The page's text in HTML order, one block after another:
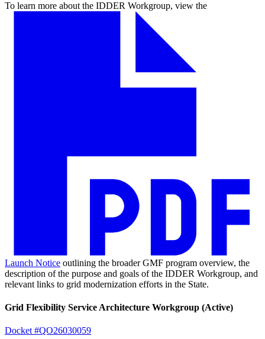
To learn more about the IDDER Workgroup, view the ​​​​‌ ‍ ​‍​‍‌‍ ‌ ​‍‌‍‍‌‌‍‌ ‌‍‍‌‌‍ ‍​‍​‍​ ‍‍​‍​‍‌ ​ ‌‍​‌‌‍ ‍‌‍‍‌‌ ‌​‌ ‍‌​‍ ‍‌‍‍‌‌‍ ​‍​‍​‍ ​​‍​‍‌‍‍​‌ ​‍‌‍‌‌‌‍‌‍​‍​‍​ ‍‍​‍​‍‌‍‍​‌ ‌​‌ ‌​‌ ​​​ ‍‍​‍ ​‍ ‌‍ ​‌‍ ‌‍​ ‌‍​‌‌‍ ​‌‍‍​‌‍ ‌ ​ ‌ ‌​​ ‍‍​ ​ ​ ​ ​ ​ ​ ​ ​‍ ‌‍‍‌‌‍ ‍‌ ‌​‌‍‌‌‌‍ ‍‌ ‌​​‍ ‌‍‌‌‌‍‌​‌‍‍‌‌ ‌​​‍ ‌‍ ‌‌‍ ‌‍‌​‌‍‌‌​ ‌‌ ​​‌ ​‍‌‍‌‌‌ ​ ‌‍‌‌‌‍ ‍‌ ‌​‌‍​‌‌ ‌​‌‍‍‌‌‍ ‌‍ ‍​ ‍ ‌‍‍‌‌‍‌​​ ‌​ ‌​‌‍‌‍​ ‌‍​ ‍‌​ ‌‌​ ​‌​ ‍​‌‍‌‍​‍ ‌​ ​ ​ ‌‍​ ​​​ ​ ​‍ ‌​ ‌​​ ‍​‌‍‌​​ ‌‍​‍ ‌​ ‍​‌‍​‍‌‍‌‍​ ‍​​‍ ‌​ ‍​​ ​​​ ​ ​ ‌‌​ ‌ ‌‍‌​​ ​​‌‍​‌​ ‌​​ ‍‌‌‍‌‍​ ‌‌​ ‍ ‌ ‌​‌ ‍‌‌ ​​‌‍‌‌​ ‌‌ ​​‌ ​‍‌‍ ‌‍‌ ‌ ​‍‌‍​‌‌‍ ‌​ ‍ ‌ ​​‌‍​‌‌ ‌​‌‍‍​​ ‌‌‍​ ‌‍ ‌‍ ‍‌ ‌​‌‍‌‌‌‍ ‍‌ ‌​‌‌​ ‌‍‌‌‌‍​ ‌ ‌​‌‍‍‌‌‍ ‌‍ ‍‌ ​ ​‍‌‌​ ‌‌‌​​‍‌‌ ‌‍‍ ‌‍‌‌‌ ‍‌​‍‌‌​ ​ ‌​‌​​‍‌‌​ ​ ‌​‌​​‍‌‌​ ​‍​ ​‍‌‍​‌‌‍​‍‌‍​‌‌‍​‌‌‍​‍‌‍‌‌​ ‌‍‌‍​‌​ ​‌‌‍‌‌​ ​‌‌‍‌‌​‍‌‌​ ​‍​ ​‍​‍‌‌​ ‌‌‌​‌​​‍ ‍‌‍​ ‌‍ ‌‍ ‍‌ ‌​‌‍‌‌‌‍ ‍‌ ‌​​‍‌‌​ ‌‌‌​​‍‌‌ ‌‍‍ ‌‍‌‌‌ ‍‌​‍‌‌​ ​ ‌​‌​​‍‌‌​ ​ ‌​‌​​‍‌‌​ ​‍​ ​‍​ ​​​ ​​​ ‌ ‌‍​ ‌‍​ ​ ​‌​ ‍‌​ ‌‍​ ​‌​ ‌‍‌‍​ ​ ‍‌​‍‌‌​ ​‍​ ​‍​‍‌‌​ ‌‌‌​‌​​‍ ‍‌‍​ ‌‍‍​‌‍‍‌‌‍ ​‌‍‌​‌ ​‍‌‍‌‌‌‍ ‍​‍‌‌​ ‌‌‌​​‍‌‌ ‌‍‍ ‌‍‌‌‌ ‍‌​‍‌‌​ ​ ‌​‌​​‍‌‌​ ​ ‌​‌​​‍‌‌​ ​‍​ ​‍​ ‌‌​ ​‍​ ​‌‌‍​ ‌‍‌‌​ ‍​​ ‌ ​ ​ ​ ‌​​ ​‌​ ​‌​ ​​​‍‌‌​ ​‍​ ​‍​‍‌‌​ ‌‌‌​‌​​‍ ‍‌ ‌​‌‍‌‌‌ ‍​‌ ‌​​ ‌‍​‍‌‍​‌‌ ​ ‌‍‌‌‌‌‌‌‌ ​‍‌‍ ​​ ‌‌‍‍​‌ ‌​‌ ‌​‌ ​​​‍‌‌​ ​ ‌​​‌​‍‌‌​ ​‍‌​‌‍​‍‌‌​ ​‍‌​‌‍‌‍ ​‌‍ ‌‍​ ‌‍​‌‌‍ ​‌‍‍​‌‍ ‌ ​ ‌ ‌​​‍‌‌​ ​ ‌​​‌​ ​ ​ ​ ​ ​ ​ ​ ​‍‌‍‌‍‍‌‌‍‌​​ ‌​ ‌​‌‍‌‍​ ‌‍​ ‍‌​ ‌‌​ ​‌​ ‍​‌‍‌‍​‍ ‌​ ​ ​ ‌‍​ ​​​ ​ ​‍ ‌​ ‌​​ ‍​‌‍‌​​ ‌‍​‍ ‌​ ‍​‌‍​‍‌‍‌‍​ ‍​​‍ ‌​ ‍​​ ​​​ ​ ​ ‌‌​ ‌ ‌‍‌​​ ​​‌‍​‌​ ‌​​ ‍‌‌‍‌‍​ ‌‌​‍‌‍‌ ‌​‌ ‍‌‌ ​​‌‍‌‌​ ‌‌ ​​‌ ​‍‌‍ ‌‍‌ ‌ ​‍‌‍​‌‌‍ ‌​‍‌‍‌ ​​‌‍​‌‌ ‌​‌‍‍​​ ‌‌‍​ ‌‍ ‌‍ ‍‌ ‌​‌‍‌‌‌‍ ‍‌ ‌​‌‌​ ‌‍‌‌‌‍​ ‌ ‌​‌‍‍‌‌‍ ‌‍ ‍‌ ​ ​‍‌‌​ ‌‌‌​​‍‌‌ ‌‍‍ ‌‍‌‌‌ ‍‌​‍‌‌​ ​ ‌​‌​​‍‌‌​ ​ ‌​‌​​‍‌‌​ ​‍​ ​‍‌‍​‌‌‍​‍‌‍​‌‌‍​‌‌‍​‍‌‍‌‌​ ‌‍‌‍​‌​ ​‌‌‍‌‌​ ​‌‌‍‌‌​‍‌‌​ ​‍​ ​‍​‍‌‌​ ‌‌‌​‌​​‍ ‍‌‍​ ‌‍ ‌‍ ‍‌ ‌​‌‍‌‌‌‍ ‍‌ ‌​​‍‌‌​ ‌‌‌​​‍‌‌ ‌‍‍ ‌‍‌‌‌ ‍‌​‍‌‌​ ​ ‌​‌​​‍‌‌​ ​ ‌​‌​​‍‌‌​ ​‍​ ​‍​ ​​​ ​​​ ‌ ‌‍​ ‌‍​ ​ ​‌​ ‍‌​ ‌‍​ ​‌​ ‌‍‌‍​ ​ ‍‌​‍‌‌​ ​‍​ ​‍​‍‌‌​ ‌‌‌​‌​​‍ ‍‌‍​ ‌‍‍​‌‍‍‌‌‍ ​‌‍‌​‌ ​‍‌‍‌‌‌‍ ‍​‍‌‌​ ‌‌‌​​‍‌‌ ‌‍‍ ‌‍‌‌‌ ‍‌​‍‌‌​ ​ ‌​‌​​‍‌‌​ ​ ‌​‌​​‍‌‌​ ​‍​ ​‍​ ‌‌​ ​‍​ ​‌‌‍​ ‌‍‌‌​ ‍​​ ‌ ​ ​ ​ ‌​​ ​‌​ ​‌​ ​​​‍‌‌​ ​‍​ ​‍​‍‌‌​ ‌‌‌​‌​​‍ ‍‌ ‌​‌‍‌‌‌ ‍​‌ ‌​​‍‌‍‌ ​​‌‍‌‌‌ ​‍‌ ​ ‌ ​​‌‍‌‌‌‍​ ‌ ‌​‌‍‍‌‌ ‌‍‌‍‌‌​ ‌‌ ​​‌ ‌‌‌‍​‍‌‍ ​‌‍‍‌‌ ​ ‌‍‍​‌‍‌‌‌‍‌​​‍​‍‌ ‌
Launch Notice​​​​‌ ‍ ​‍​‍‌‍ ‌ ​‍‌‍‍‌‌‍‌ ‌‍‍‌‌‍ ‍​‍​‍​ ‍‍​‍​‍‌ ​ ‌‍​‌‌‍ ‍‌‍‍‌‌ ‌​‌ ‍‌​‍ ‍‌‍‍‌‌‍ ​‍​‍​‍ ​​‍​‍‌‍‍​‌ ​‍‌‍‌‌‌‍‌‍​‍​‍​ ‍‍​‍​‍‌‍‍​‌ ‌​‌ ‌​‌ ​​​ ‍‍​‍ ​‍ ‌‍ ​‌‍ ‌‍​ ‌‍​‌‌‍ ​‌‍‍​‌‍ ‌ ​ ‌ ‌​​ ‍‍​ ​ ​ ​ ​ ​ ​ ​ ​‍ ‌‍‍‌‌‍ ‍‌ ‌​‌‍‌‌‌‍ ‍‌ ‌​​‍ ‌‍‌‌‌‍‌​‌‍‍‌‌ ‌​​‍ ‌‍ ‌‌‍ ‌‍‌​‌‍‌‌​ ‌‌ ​​‌ ​‍‌‍‌‌‌ ​ ‌‍‌‌‌‍ ‍‌ ‌​‌‍​‌‌ ‌​‌‍‍‌‌‍ ‌‍ ‍​ ‍ ‌‍‍‌‌‍‌​​ ‌​ ‌​‌‍‌‍​ ‌‍​ ‍‌​ ‌‌​ ​‌​ ‍​‌‍‌‍​‍ ‌​ ​ ​ ‌‍​ ​​​ ​ ​‍ ‌​ ‌​​ ‍​‌‍‌​​ ‌‍​‍ ‌​ ‍​‌‍​‍‌‍‌‍​ ‍​​‍ ‌​ ‍​​ ​​​ ​ ​ ‌‌​ ‌ ‌‍‌​​ ​​‌‍​‌​ ‌​​ ‍‌‌‍‌‍​ ‌‌​ ‍ ‌ ‌​‌ ‍‌‌ ​​‌‍‌‌​ ‌‌ ​​‌ ​‍‌‍ ‌‍‌ ‌ ​‍‌‍​‌‌‍ ‌​ ‍ ‌ ​​‌‍​‌‌ ‌​‌‍‍​​ ‌‌‍​ ‌‍ ‌‍ ‍‌ ‌​‌‍‌‌‌‍ ‍‌ ‌​‌‌​ ‌‍‌‌‌‍​ ‌ ‌​‌‍‍‌‌‍ ‌‍ ‍‌ ​ ​‍‌‌​ ‌‌‌​​‍‌‌ ‌‍‍ ‌‍‌‌‌ ‍‌​‍‌‌​ ​ ‌​‌​​‍‌‌​ ​ ‌​‌​​‍‌‌​ ​‍​ ​‍‌‍​‌‌‍​‍‌‍​‌‌‍​‌‌‍​‍‌‍‌‌​ ‌‍‌‍​‌​ ​‌‌‍‌‌​ ​‌‌‍‌‌​‍‌‌​ ​‍​ ​‍​‍‌‌​ ‌‌‌​‌​​‍ ‍‌‍​ ‌‍ ‌‍ ‍‌ ‌​‌‍‌‌‌‍ ‍‌ ‌​​‍‌‌​ ‌‌‌​​‍‌‌ ‌‍‍ ‌‍‌‌‌ ‍‌​‍‌‌​ ​ ‌​‌​​‍‌‌​ ​ ‌​‌​​‍‌‌​ ​‍​ ​‍​ ​​​ ​​​ ‌ ‌‍​ ‌‍​ ​ ​‌​ ‍‌​ ‌‍​ ​‌​ ‌‍‌‍​ ​ ‍‌​‍‌‌​ ​‍​ ​‍​‍‌‌​ ‌‌‌​‌​​‍ ‍‌‍​ ‌‍‍​‌‍‍‌‌‍ ​‌‍‌​‌ ​‍‌‍‌‌‌‍ ‍​‍‌‌​ ‌‌‌​​‍‌‌ ‌‍‍ ‌‍‌‌‌ ‍‌​‍‌‌​ ​ ‌​‌​​‍‌‌​ ​ ‌​‌​​‍‌‌​ ​‍​ ​‍​ ‌‌‌‍‌‌​ ‌​‌‍​ ​ ​‌‌‍​ ​ ‌ ‌‍​ ​ ‍‌‌‍‌​‌‍​‌​ ‍‌​‍‌‌​ ​‍​ ​‍​‍‌‌​ ‌‌‌​‌​​‍ ‍‌ ‌​‌‍‌‌‌ ‍​‌ ‌​​ ‌‍​‍‌‍​‌‌ ​ ‌‍‌‌‌‌‌‌‌ ​‍‌‍ ​​ ‌‌‍‍​‌ ‌​‌ ‌​‌ ​​​‍‌‌​ ​ ‌​​‌​‍‌‌​ ​‍‌​‌‍​‍‌‌​ ​‍‌​‌‍‌‍ ​‌‍ ‌‍​ ‌‍​‌‌‍ ​‌‍‍​‌‍ ‌ ​ ‌ ‌​​‍‌‌​ ​ ‌​​‌​ ​ ​ ​ ​ ​ ​ ​ ​‍‌‍‌‍‍‌‌‍‌​​ ‌​ ‌​‌‍‌‍​ ‌‍​ ‍‌​ ‌‌​ ​‌​ ‍​‌‍‌‍​‍ ‌​ ​ ​ ‌‍​ ​​​ ​ ​‍ ‌​ ‌​​ ‍​‌‍‌​​ ‌‍​‍ ‌​ ‍​‌‍​‍‌‍‌‍​ ‍​​‍ ‌​ ‍​​ ​​​ ​ ​ ‌‌​ ‌ ‌‍‌​​ ​​‌‍​‌​ ‌​​ ‍‌‌‍‌‍​ ‌‌​‍‌‍‌ ‌​‌ ‍‌‌ ​​‌‍‌‌​ ‌‌ ​​‌ ​‍‌‍ ‌‍‌ ‌ ​‍‌‍​‌‌‍ ‌​‍‌‍‌ ​​‌‍​‌‌ ‌​‌‍‍​​ ‌‌‍​ ‌‍ ‌‍ ‍‌ ‌​‌‍‌‌‌‍ ‍‌ ‌​‌‌​ ‌‍‌‌‌‍​ ‌ ‌​‌‍‍‌‌‍ ‌‍ ‍‌ ​ ​‍‌‌​ ‌‌‌​​‍‌‌ ‌‍‍ ‌‍‌‌‌ ‍‌​‍‌‌​ ​ ‌​‌​​‍‌‌​ ​ ‌​‌​​‍‌‌​ ​‍​ ​‍‌‍​‌‌‍​‍‌‍​‌‌‍​‌‌‍​‍‌‍‌‌​ ‌‍‌‍​‌​ ​‌‌‍‌‌​ ​‌‌‍‌‌​‍‌‌​ ​‍​ ​‍​‍‌‌​ ‌‌‌​‌​​‍ ‍‌‍​ ‌‍ ‌‍ ‍‌ ‌​‌‍‌‌‌‍ ‍‌ ‌​​‍‌‌​ ‌‌‌​​‍‌‌ ‌‍‍ ‌‍‌‌‌ ‍‌​‍‌‌​ ​ ‌​‌​​‍‌‌​ ​ ‌​‌​​‍‌‌​ ​‍​ ​‍​ ​​​ ​​​ ‌ ‌‍​ ‌‍​ ​ ​‌​ ‍‌​ ‌‍​ ​‌​ ‌‍‌‍​ ​ ‍‌​‍‌‌​ ​‍​ ​‍​‍‌‌​ ‌‌‌​‌​​‍ ‍‌‍​ ‌‍‍​‌‍‍‌‌‍ ​‌‍‌​‌ ​‍‌‍‌‌‌‍ ‍​‍‌‌​ ‌‌‌​​‍‌‌ ‌‍‍ ‌‍‌‌‌ ‍‌​‍‌‌​ ​ ‌​‌​​‍‌‌​ ​ ‌​‌​​‍‌‌​ ​‍​ ​‍​ ‌‌‌‍‌‌​ ‌​‌‍​ ​ ​‌‌‍​ ​ ‌ ‌‍​ ​ ‍‌‌‍‌​‌‍​‌​ ‍‌​‍‌‌​ ​‍​ ​‍​‍‌‌​ ‌‌‌​‌​​‍ ‍‌ ‌​‌‍‌‌‌ ‍​‌ ‌​​‍‌‍‌ ​​‌‍‌‌‌ ​‍‌ ​ ‌ ​​‌‍‌‌‌‍​ ‌ ‌​‌‍‍‌‌ ‌‍‌‍‌‌​ ‌‌ ​​‌ ‌‌‌‍​‍‌‍ ​‌‍‍‌‌ ​ ‌‍‍​‌‍‌‌‌‍‌​​‍​‍‌ ‌ outlining the broader GMF program overview, the
description of the purpose and goals of the IDDER Workgroup, and
relevant links to grid modernization efforts in the State.​​​​‌ ‍ ​‍​‍‌‍ ‌ ​‍‌‍‍‌‌‍‌ ‌‍‍‌‌‍ ‍​‍​‍​ ‍‍​‍​‍‌ ​ ‌‍​‌‌‍ ‍‌‍‍‌‌ ‌​‌ ‍‌​‍ ‍‌‍‍‌‌‍ ​‍​‍​‍ ​​‍​‍‌‍‍​‌ ​‍‌‍‌‌‌‍‌‍​‍​‍​ ‍‍​‍​‍‌‍‍​‌ ‌​‌ ‌​‌ ​​​ ‍‍​‍ ​‍ ‌‍ ​‌‍ ‌‍​ ‌‍​‌‌‍ ​‌‍‍​‌‍ ‌ ​ ‌ ‌​​ ‍‍​ ​ ​ ​ ​ ​ ​ ​ ​‍ ‌‍‍‌‌‍ ‍‌ ‌​‌‍‌‌‌‍ ‍‌ ‌​​‍ ‌‍‌‌‌‍‌​‌‍‍‌‌ ‌​​‍ ‌‍ ‌‌‍ ‌‍‌​‌‍‌‌​ ‌‌ ​​‌ ​‍‌‍‌‌‌ ​ ‌‍‌‌‌‍ ‍‌ ‌​‌‍​‌‌ ‌​‌‍‍‌‌‍ ‌‍ ‍​ ‍ ‌‍‍‌‌‍‌​​ ‌​ ‌​‌‍‌‍​ ‌‍​ ‍‌​ ‌‌​ ​‌​ ‍​‌‍‌‍​‍ ‌​ ​ ​ ‌‍​ ​​​ ​ ​‍ ‌​ ‌​​ ‍​‌‍‌​​ ‌‍​‍ ‌​ ‍​‌‍​‍‌‍‌‍​ ‍​​‍ ‌​ ‍​​ ​​​ ​ ​ ‌‌​ ‌ ‌‍‌​​ ​​‌‍​‌​ ‌​​ ‍‌‌‍‌‍​ ‌‌​ ‍ ‌ ‌​‌ ‍‌‌ ​​‌‍‌‌​ ‌‌ ​​‌ ​‍‌‍ ‌‍‌ ‌ ​‍‌‍​‌‌‍ ‌​ ‍ ‌ ​​‌‍​‌‌ ‌​‌‍‍​​ ‌‌‍​ ‌‍ ‌‍ ‍‌ ‌​‌‍‌‌‌‍ ‍‌ ‌​‌‌​ ‌‍‌‌‌‍​ ‌ ‌​‌‍‍‌‌‍ ‌‍ ‍‌ ​ ​‍‌‌​ ‌‌‌​​‍‌‌ ‌‍‍ ‌‍‌‌‌ ‍‌​‍‌‌​ ​ ‌​‌​​‍‌‌​ ​ ‌​‌​​‍‌‌​ ​‍​ ​‍‌‍​‌‌‍​‍‌‍​‌‌‍​‌‌‍​‍‌‍‌‌​ ‌‍‌‍​‌​ ​‌‌‍‌‌​ ​‌‌‍‌‌​‍‌‌​ ​‍​ ​‍​‍‌‌​ ‌‌‌​‌​​‍ ‍‌‍​ ‌‍ ‌‍ ‍‌ ‌​‌‍‌‌‌‍ ‍‌ ‌​​‍‌‌​ ‌‌‌​​‍‌‌ ‌‍‍ ‌‍‌‌‌ ‍‌​‍‌‌​ ​ ‌​‌​​‍‌‌​ ​ ‌​‌​​‍‌‌​ ​‍​ ​‍​ ​​​ ​​​ ‌ ‌‍​ ‌‍​ ​ ​‌​ ‍‌​ ‌‍​ ​‌​ ‌‍‌‍​ ​ ‍‌​‍‌‌​ ​‍​ ​‍​‍‌‌​ ‌‌‌​‌​​‍ ‍‌‍​ ‌‍‍​‌‍‍‌‌‍ ​‌‍‌​‌ ​‍‌‍‌‌‌‍ ‍​‍‌‌​ ‌‌‌​​‍‌‌ ‌‍‍ ‌‍‌‌‌ ‍‌​‍‌‌​ ​ ‌​‌​​‍‌‌​ ​ ‌​‌​​‍‌‌​ ​‍​ ​‍​ ‍‌‌‍​‌‌‍‌​‌‍‌​‌‍‌‌​ ‌​​ ‌‌​ ‌​​ ‌‌‌‍​‍​ ​ ​ ‌ ​‍‌‌​ ​‍​ ​‍​‍‌‌​ ‌‌‌​‌​​‍ ‍‌ ‌​‌‍‌‌‌ ‍​‌ ‌​​ ‌‍​‍‌‍​‌‌ ​ ‌‍‌‌‌‌‌‌‌ ​‍‌‍ ​​ ‌‌‍‍​‌ ‌​‌ ‌​‌ ​​​‍‌‌​ ​ ‌​​‌​‍‌‌​ ​‍‌​‌‍​‍‌‌​ ​‍‌​‌‍‌‍ ​‌‍ ‌‍​ ‌‍​‌‌‍ ​‌‍‍​‌‍ ‌ ​ ‌ ‌​​‍‌‌​ ​ ‌​​‌​ ​ ​ ​ ​ ​ ​ ​ ​‍‌‍‌‍‍‌‌‍‌​​ ‌​ ‌​‌‍‌‍​ ‌‍​ ‍‌​ ‌‌​ ​‌​ ‍​‌‍‌‍​‍ ‌​ ​ ​ ‌‍​ ​​​ ​ ​‍ ‌​ ‌​​ ‍​‌‍‌​​ ‌‍​‍ ‌​ ‍​‌‍​‍‌‍‌‍​ ‍​​‍ ‌​ ‍​​ ​​​ ​ ​ ‌‌​ ‌ ‌‍‌​​ ​​‌‍​‌​ ‌​​ ‍‌‌‍‌‍​ ‌‌​‍‌‍‌ ‌​‌ ‍‌‌ ​​‌‍‌‌​ ‌‌ ​​‌ ​‍‌‍ ‌‍‌ ‌ ​‍‌‍​‌‌‍ ‌​‍‌‍‌ ​​‌‍​‌‌ ‌​‌‍‍​​ ‌‌‍​ ‌‍ ‌‍ ‍‌ ‌​‌‍‌‌‌‍ ‍‌ ‌​‌‌​ ‌‍‌‌‌‍​ ‌ ‌​‌‍‍‌‌‍ ‌‍ ‍‌ ​ ​‍‌‌​ ‌‌‌​​‍‌‌ ‌‍‍ ‌‍‌‌‌ ‍‌​‍‌‌​ ​ ‌​‌​​‍‌‌​ ​ ‌​‌​​‍‌‌​ ​‍​ ​‍‌‍​‌‌‍​‍‌‍​‌‌‍​‌‌‍​‍‌‍‌‌​ ‌‍‌‍​‌​ ​‌‌‍‌‌​ ​‌‌‍‌‌​‍‌‌​ ​‍​ ​‍​‍‌‌​ ‌‌‌​‌​​‍ ‍‌‍​ ‌‍ ‌‍ ‍‌ ‌​‌‍‌‌‌‍ ‍‌ ‌​​‍‌‌​ ‌‌‌​​‍‌‌ ‌‍‍ ‌‍‌‌‌ ‍‌​‍‌‌​ ​ ‌​‌​​‍‌‌​ ​ ‌​‌​​‍‌‌​ ​‍​ ​‍​ ​​​ ​​​ ‌ ‌‍​ ‌‍​ ​ ​‌​ ‍‌​ ‌‍​ ​‌​ ‌‍‌‍​ ​ ‍‌​‍‌‌​ ​‍​ ​‍​‍‌‌​ ‌‌‌​‌​​‍ ‍‌‍​ ‌‍‍​‌‍‍‌‌‍ ​‌‍‌​‌ ​‍‌‍‌‌‌‍ ‍​‍‌‌​ ‌‌‌​​‍‌‌ ‌‍‍ ‌‍‌‌‌ ‍‌​‍‌‌​ ​ ‌​‌​​‍‌‌​ ​ ‌​‌​​‍‌‌​ ​‍​ ​‍​ ‍‌‌‍​‌‌‍‌​‌‍‌​‌‍‌‌​ ‌​​ ‌‌​ ‌​​ ‌‌‌‍​‍​ ​ ​ ‌ ​‍‌‌​ ​‍​ ​‍​‍‌‌​ ‌‌‌​‌​​‍ ‍‌ ‌​‌‍‌‌‌ ‍​‌ ‌​​‍‌‍‌ ​​‌‍‌‌‌ ​‍‌ ​ ‌ ​​‌‍‌‌‌‍​ ‌ ‌​‌‍‍‌‌ ‌‍‌‍‌‌​ ‌‌ ​​‌ ‌‌‌‍​‍‌‍ ​‌‍‍‌‌ ​ ‌‍‍​‌‍‌‌‌‍‌​​‍​‍‌ ‌
Grid Flexibility Service Architecture Workgroup (Active)​​​​‌ ‍ ​‍​‍‌‍ ‌ ​‍‌‍‍‌‌‍‌ ‌‍‍‌‌‍ ‍​‍​‍​ ‍‍​‍​‍‌ ​ ‌‍​‌‌‍ ‍‌‍‍‌‌ ‌​‌ ‍‌​‍ ‍‌‍‍‌‌‍ ​‍​‍​‍ ​​‍​‍‌‍‍​‌ ​‍‌‍‌‌‌‍‌‍​‍​‍​ ‍‍​‍​‍‌‍‍​‌ ‌​‌ ‌​‌ ​​​ ‍‍​‍ ​‍ ‌‍ ​‌‍ ‌‍​ ‌‍​‌‌‍ ​‌‍‍​‌‍ ‌ ​ ‌ ‌​​ ‍‍​ ​ ​ ​ ​ ​ ​ ​ ​‍ ‌‍‍‌‌‍ ‍‌ ‌​‌‍‌‌‌‍ ‍‌ ‌​​‍ ‌‍‌‌‌‍‌​‌‍‍‌‌ ‌​​‍ ‌‍ ‌‌‍ ‌‍‌​‌‍‌‌​ ‌‌ ​​‌ ​‍‌‍‌‌‌ ​ ‌‍‌‌‌‍ ‍‌ ‌​‌‍​‌‌ ‌​‌‍‍‌‌‍ ‌‍ ‍​ ‍ ‌‍‍‌‌‍‌​​ ‌​ ‌​‌‍‌‍​ ‌‍​ ‍‌​ ‌‌​ ​‌​ ‍​‌‍‌‍​‍ ‌​ ​ ​ ‌‍​ ​​​ ​ ​‍ ‌​ ‌​​ ‍​‌‍‌​​ ‌‍​‍ ‌​ ‍​‌‍​‍‌‍‌‍​ ‍​​‍ ‌​ ‍​​ ​​​ ​ ​ ‌‌​ ‌ ‌‍‌​​ ​​‌‍​‌​ ‌​​ ‍‌‌‍‌‍​ ‌‌​ ‍ ‌ ‌​‌ ‍‌‌ ​​‌‍‌‌​ ‌‌ ​​‌ ​‍‌‍ ‌‍‌ ‌ ​‍‌‍​‌‌‍ ‌​ ‍ ‌ ​​‌‍​‌‌ ‌​‌‍‍​​ ‌‌‍​ ‌‍ ‌‍ ‍‌ ‌​‌‍‌‌‌‍ ‍‌ ‌​‌‌​ ‌‍‌‌‌‍​ ‌ ‌​‌‍‍‌‌‍ ‌‍ ‍‌ ​ ​‍‌‌​ ‌‌‌​​‍‌‌ ‌‍‍ ‌‍‌‌‌ ‍‌​‍‌‌​ ​ ‌​‌​​‍‌‌​ ​ ‌​‌​​‍‌‌​ ​‍​ ​‍‌‍​‌‌‍​‍‌‍​‌‌‍​‌‌‍​‍‌‍‌‌​ ‌‍‌‍​‌​ ​‌‌‍‌‌​ ​‌‌‍‌‌​‍‌‌​ ​‍​ ​‍​‍‌‌​ ‌‌‌​‌​​‍ ‍‌‍​ ‌‍ ‌‍ ‍‌ ‌​‌‍‌‌‌‍ ‍‌ ‌​​‍‌‌​ ‌‌‌​​‍‌‌ ‌‍‍ ‌‍‌‌‌ ‍‌​‍‌‌​ ​ ‌​‌​​‍‌‌​ ​ ‌​‌​​‍‌‌​ ​‍​ ​‍​ ​‍‌‍​‍​ ‌​​ ​ ‌‍‌​​ ‌‍​ ​‌‌‍​‍​ ‌​​ ​​​ ​‌​ ‍​​‍‌‌​ ​‍​ ​‍​‍‌‌​ ‌‌‌​‌​​‍ ‍‌‍​ ‌‍‍​‌‍‍‌‌‍ ​‌‍‌​‌ ​‍‌‍‌‌‌‍ ‍​‍‌‌​ ‌‌‌​​‍‌‌ ‌‍‍ ‌‍‌‌‌ ‍‌​‍‌‌​ ​ ‌​‌​​‍‌‌​ ​ ‌​‌​​‍‌‌​ ​‍​ ​‍​ ‍‌​ ​‍​ ​ ‌‍​‍​ ‌‍​ ​‍‌‍​‌‌‍​‍‌‍‌‍‌‍​‌​ ​ ​ ‌ ​‍‌‌​ ​‍​ ​‍​‍‌‌​ ‌‌‌​‌​​‍ ‍‌ ‌​‌‍‌‌‌ ‍​‌ ‌​​ ‌‍​‍‌‍​‌‌ ​ ‌‍‌‌‌‌‌‌‌ ​‍‌‍ ​​ ‌‌‍‍​‌ ‌​‌ ‌​‌ ​​​‍‌‌​ ​ ‌​​‌​‍‌‌​ ​‍‌​‌‍​‍‌‌​ ​‍‌​‌‍‌‍ ​‌‍ ‌‍​ ‌‍​‌‌‍ ​‌‍‍​‌‍ ‌ ​ ‌ ‌​​‍‌‌​ ​ ‌​​‌​ ​ ​ ​ ​ ​ ​ ​ ​‍‌‍‌‍‍‌‌‍‌​​ ‌​ ‌​‌‍‌‍​ ‌‍​ ‍‌​ ‌‌​ ​‌​ ‍​‌‍‌‍​‍ ‌​ ​ ​ ‌‍​ ​​​ ​ ​‍ ‌​ ‌​​ ‍​‌‍‌​​ ‌‍​‍ ‌​ ‍​‌‍​‍‌‍‌‍​ ‍​​‍ ‌​ ‍​​ ​​​ ​ ​ ‌‌​ ‌ ‌‍‌​​ ​​‌‍​‌​ ‌​​ ‍‌‌‍‌‍​ ‌‌​‍‌‍‌ ‌​‌ ‍‌‌ ​​‌‍‌‌​ ‌‌ ​​‌ ​‍‌‍ ‌‍‌ ‌ ​‍‌‍​‌‌‍ ‌​‍‌‍‌ ​​‌‍​‌‌ ‌​‌‍‍​​ ‌‌‍​ ‌‍ ‌‍ ‍‌ ‌​‌‍‌‌‌‍ ‍‌ ‌​‌‌​ ‌‍‌‌‌‍​ ‌ ‌​‌‍‍‌‌‍ ‌‍ ‍‌ ​ ​‍‌‌​ ‌‌‌​​‍‌‌ ‌‍‍ ‌‍‌‌‌ ‍‌​‍‌‌​ ​ ‌​‌​​‍‌‌​ ​ ‌​‌​​‍‌‌​ ​‍​ ​‍‌‍​‌‌‍​‍‌‍​‌‌‍​‌‌‍​‍‌‍‌‌​ ‌‍‌‍​‌​ ​‌‌‍‌‌​ ​‌‌‍‌‌​‍‌‌​ ​‍​ ​‍​‍‌‌​ ‌‌‌​‌​​‍ ‍‌‍​ ‌‍ ‌‍ ‍‌ ‌​‌‍‌‌‌‍ ‍‌ ‌​​‍‌‌​ ‌‌‌​​‍‌‌ ‌‍‍ ‌‍‌‌‌ ‍‌​‍‌‌​ ​ ‌​‌​​‍‌‌​ ​ ‌​‌​​‍‌‌​ ​‍​ ​‍​ ​‍‌‍​‍​ ‌​​ ​ ‌‍‌​​ ‌‍​ ​‌‌‍​‍​ ‌​​ ​​​ ​‌​ ‍​​‍‌‌​ ​‍​ ​‍​‍‌‌​ ‌‌‌​‌​​‍ ‍‌‍​ ‌‍‍​‌‍‍‌‌‍ ​‌‍‌​‌ ​‍‌‍‌‌‌‍ ‍​‍‌‌​ ‌‌‌​​‍‌‌ ‌‍‍ ‌‍‌‌‌ ‍‌​‍‌‌​ ​ ‌​‌​​‍‌‌​ ​ ‌​‌​​‍‌‌​ ​‍​ ​‍​ ‍‌​ ​‍​ ​ ‌‍​‍​ ‌‍​ ​‍‌‍​‌‌‍​‍‌‍‌‍‌‍​‌​ ​ ​ ‌ ​‍‌‌​ ​‍​ ​‍​‍‌‌​ ‌‌‌​‌​​‍ ‍‌ ‌​‌‍‌‌‌ ‍​‌ ‌​​‍‌‍‌ ​​‌‍‌‌‌ ​‍‌ ​ ‌ ​​‌‍‌‌‌‍​ ‌ ‌​‌‍‍‌‌ ‌‍‌‍‌‌​ ‌‌ ​​‌ ‌‌‌‍​‍‌‍ ​‌‍‍‌‌ ​ ‌‍‍​‌‍‌‌‌‍‌​​‍​‍‌ ‌
Docket #QO26030059​​​​‌ ‍ ​‍​‍‌‍ ‌ ​‍‌‍‍‌‌‍‌ ‌‍‍‌‌‍ ‍​‍​‍​ ‍‍​‍​‍‌ ​ ‌‍​‌‌‍ ‍‌‍‍‌‌ ‌​‌ ‍‌​‍ ‍‌‍‍‌‌‍ ​‍​‍​‍ ​​‍​‍‌‍‍​‌ ​‍‌‍‌‌‌‍‌‍​‍​‍​ ‍‍​‍​‍‌‍‍​‌ ‌​‌ ‌​‌ ​​​ ‍‍​‍ ​‍ ‌‍ ​‌‍ ‌‍​ ‌‍​‌‌‍ ​‌‍‍​‌‍ ‌ ​ ‌ ‌​​ ‍‍​ ​ ​ ​ ​ ​ ​ ​ ​‍ ‌‍‍‌‌‍ ‍‌ ‌​‌‍‌‌‌‍ ‍‌ ‌​​‍ ‌‍‌‌‌‍‌​‌‍‍‌‌ ‌​​‍ ‌‍ ‌‌‍ ‌‍‌​‌‍‌‌​ ‌‌ ​​‌ ​‍‌‍‌‌‌ ​ ‌‍‌‌‌‍ ‍‌ ‌​‌‍​‌‌ ‌​‌‍‍‌‌‍ ‌‍ ‍​ ‍ ‌‍‍‌‌‍‌​​ ‌​ ‌​‌‍‌‍​ ‌‍​ ‍‌​ ‌‌​ ​‌​ ‍​‌‍‌‍​‍ ‌​ ​ ​ ‌‍​ ​​​ ​ ​‍ ‌​ ‌​​ ‍​‌‍‌​​ ‌‍​‍ ‌​ ‍​‌‍​‍‌‍‌‍​ ‍​​‍ ‌​ ‍​​ ​​​ ​ ​ ‌‌​ ‌ ‌‍‌​​ ​​‌‍​‌​ ‌​​ ‍‌‌‍‌‍​ ‌‌​ ‍ ‌ ‌​‌ ‍‌‌ ​​‌‍‌‌​ ‌‌ ​​‌ ​‍‌‍ ‌‍‌ ‌ ​‍‌‍​‌‌‍ ‌​ ‍ ‌ ​​‌‍​‌‌ ‌​‌‍‍​​ ‌‌‍​ ‌‍ ‌‍ ‍‌ ‌​‌‍‌‌‌‍ ‍‌ ‌​‌‌​ ‌‍‌‌‌‍​ ‌ ‌​‌‍‍‌‌‍ ‌‍ ‍‌ ​ ​‍‌‌​ ‌‌‌​​‍‌‌ ‌‍‍ ‌‍‌‌‌ ‍‌​‍‌‌​ ​ ‌​‌​​‍‌‌​ ​ ‌​‌​​‍‌‌​ ​‍​ ​‍‌‍​‌‌‍​‍‌‍​‌‌‍​‌‌‍​‍‌‍‌‌​ ‌‍‌‍​‌​ ​‌‌‍‌‌​ ​‌‌‍‌‌​‍‌‌​ ​‍​ ​‍​‍‌‌​ ‌‌‌​‌​​‍ ‍‌‍​ ‌‍ ‌‍ ‍‌ ‌​‌‍‌‌‌‍ ‍‌ ‌​​‍‌‌​ ‌‌‌​​‍‌‌ ‌‍‍ ‌‍‌‌‌ ‍‌​‍‌‌​ ​ ‌​‌​​‍‌‌​ ​ ‌​‌​​‍‌‌​ ​‍​ ​‍​ ‍‌​ ‌​‌‍‌​​ ‌‍​ ‌ ​ ​ ​ ​‍‌‍‌​‌‍​‌‌‍​‌​ ​​​ ‍‌​‍‌‌​ ​‍​ ​‍​‍‌‌​ ‌‌‌​‌​​‍ ‍‌ ‌​‌‍‌‌‌ ‍​‌ ‌​​ ‌‍​‍‌‍​‌‌ ​ ‌‍‌‌‌‌‌‌‌ ​‍‌‍ ​​ ‌‌‍‍​‌ ‌​‌ ‌​‌ ​​​‍‌‌​ ​ ‌​​‌​‍‌‌​ ​‍‌​‌‍​‍‌‌​ ​‍‌​‌‍‌‍ ​‌‍ ‌‍​ ‌‍​‌‌‍ ​‌‍‍​‌‍ ‌ ​ ‌ ‌​​‍‌‌​ ​ ‌​​‌​ ​ ​ ​ ​ ​ ​ ​ ​‍‌‍‌‍‍‌‌‍‌​​ ‌​ ‌​‌‍‌‍​ ‌‍​ ‍‌​ ‌‌​ ​‌​ ‍​‌‍‌‍​‍ ‌​ ​ ​ ‌‍​ ​​​ ​ ​‍ ‌​ ‌​​ ‍​‌‍‌​​ ‌‍​‍ ‌​ ‍​‌‍​‍‌‍‌‍​ ‍​​‍ ‌​ ‍​​ ​​​ ​ ​ ‌‌​ ‌ ‌‍‌​​ ​​‌‍​‌​ ‌​​ ‍‌‌‍‌‍​ ‌‌​‍‌‍‌ ‌​‌ ‍‌‌ ​​‌‍‌‌​ ‌‌ ​​‌ ​‍‌‍ ‌‍‌ ‌ ​‍‌‍​‌‌‍ ‌​‍‌‍‌ ​​‌‍​‌‌ ‌​‌‍‍​​ ‌‌‍​ ‌‍ ‌‍ ‍‌ ‌​‌‍‌‌‌‍ ‍‌ ‌​‌‌​ ‌‍‌‌‌‍​ ‌ ‌​‌‍‍‌‌‍ ‌‍ ‍‌ ​ ​‍‌‌​ ‌‌‌​​‍‌‌ ‌‍‍ ‌‍‌‌‌ ‍‌​‍‌‌​ ​ ‌​‌​​‍‌‌​ ​ ‌​‌​​‍‌‌​ ​‍​ ​‍‌‍​‌‌‍​‍‌‍​‌‌‍​‌‌‍​‍‌‍‌‌​ ‌‍‌‍​‌​ ​‌‌‍‌‌​ ​‌‌‍‌‌​‍‌‌​ ​‍​ ​‍​‍‌‌​ ‌‌‌​‌​​‍ ‍‌‍​ ‌‍ ‌‍ ‍‌ ‌​‌‍‌‌‌‍ ‍‌ ‌​​‍‌‌​ ‌‌‌​​‍‌‌ ‌‍‍ ‌‍‌‌‌ ‍‌​‍‌‌​ ​ ‌​‌​​‍‌‌​ ​ ‌​‌​​‍‌‌​ ​‍​ ​‍​ ‍‌​ ‌​‌‍‌​​ ‌‍​ ‌ ​ ​ ​ ​‍‌‍‌​‌‍​‌‌‍​‌​ ​​​ ‍‌​‍‌‌​ ​‍​ ​‍​‍‌‌​ ‌‌‌​‌​​‍ ‍‌ ‌​‌‍‌‌‌ ‍​‌ ‌​​‍‌‍‌ ​​‌‍‌‌‌ ​‍‌ ​ ‌ ​​‌‍‌‌‌‍​ ‌ ‌​‌‍‍‌‌ ‌‍‌‍‌‌​ ‌‌ ​​‌ ‌‌‌‍​‍‌‍ ​‌‍‍‌‌ ​ ‌‍‍​‌‍‌‌‌‍‌​​‍​‍‌ ‌